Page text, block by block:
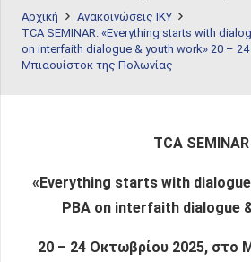
Αρχική
Ανακοινώσεις ΙΚΥ
TCA SEMINAR: «Everything starts with
on interfaith dialogue & youth work» 20 – 24
Μπιαουίστοκ της Πολωνίας
TCA SEMINAR
«Everything starts with
PBA on interfaith dialogue
20 – 24 Οκτωβρίου 2025, στο